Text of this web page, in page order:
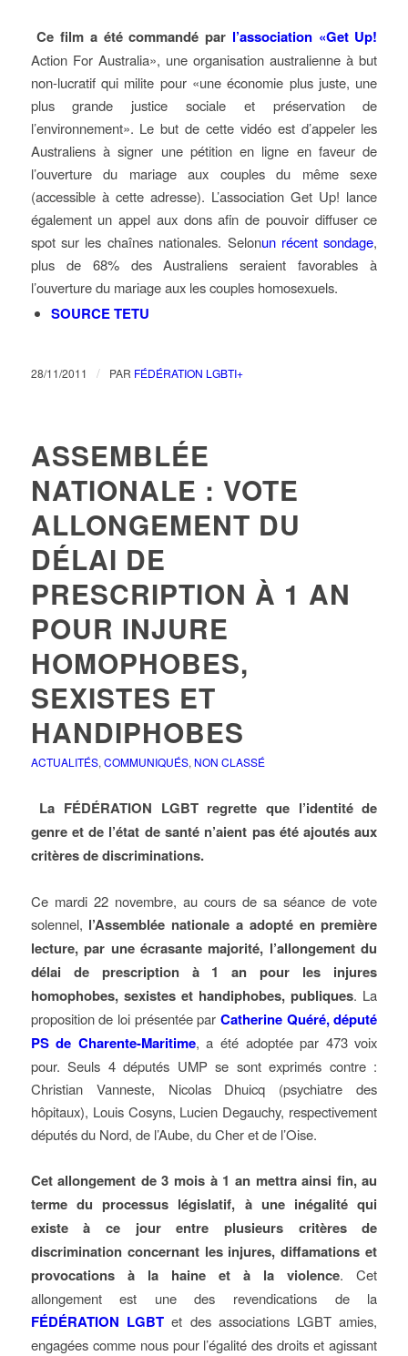
Ce film a été commandé par l’association «Get Up!
Action For Australia», une organisation australienne à but
non-lucratif qui milite pour «une économie plus juste, une
plus grande justice sociale et préservation de
l’environnement». Le but de cette vidéo est d’appeler les
Australiens à signer une pétition en ligne en faveur de
l’ouverture du mariage aux couples du même sexe
(accessible à cette adresse). L’association Get Up! lance
également un appel aux dons afin de pouvoir diffuser ce
spot sur les chaînes nationales. Selonun récent sondage,
plus de 68% des Australiens seraient favorables à
l’ouverture du mariage aux les couples homosexuels.
SOURCE TETU
28/11/2011 / PAR FÉDÉRATION LGBTI+
ASSEMBLÉE
NATIONALE : VOTE
ALLONGEMENT DU
DÉLAI DE
PRESCRIPTION À 1 AN
POUR INJURE
HOMOPHOBES,
SEXISTES ET
HANDIPHOBES
ACTUALITÉS,COMMUNIQUÉS, NON CLASSÉ
La FÉDÉRATION LGBT regrette que l’identité de
genre et de l’état de santé n’aient pas été ajoutés aux
critères de discriminations.
Ce mardi 22 novembre, au cours de sa séance de vote
solennel, l’Assemblée nationale a adopté en première
lecture, par une écrasante majorité, l’allongement du
délai de prescription à 1 an pour les injures
homophobes, sexistes et handiphobes, publiques. La
proposition de loi présentée par Catherine Quéré, député
PS de Charente-Maritime, a été adoptée par 473 voix
pour. Seuls 4 députés UMP se sont exprimés contre :
Christian Vanneste, Nicolas Dhuicq (psychiatre des
hôpitaux), Louis Cosyns, Lucien Degauchy, respectivement
députés du Nord, de l’Aube, du Cher et de l’Oise.
Cet allongement de 3 mois à 1 an mettra ainsi fin, au
terme du processus législatif, à une inégalité qui
existe à ce jour entre plusieurs critères de
discrimination concernant les injures, diffamations et
provocations à la haine et à la violence. Cet
allongement est une des revendications de la
FÉDÉRATION LGBTet des associations LGBT amies,
engagées comme nous pour l’égalité des droits et agissant